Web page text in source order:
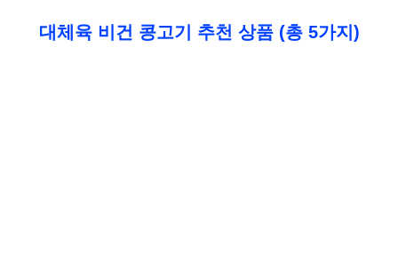
대체육 비건 콩고기 추천 상품 (총 5가지)